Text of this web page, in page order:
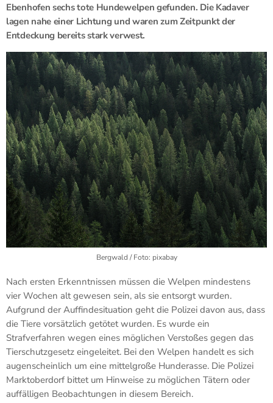
Ebenhofen sechs tote Hundewelpen gefunden. Die Kadaver
lagen nahe einer Lichtung und waren zum Zeitpunkt der
Entdeckung bereits stark verwest.
Bergwald / Foto: pixabay
Nach ersten Erkenntnissen müssen die Welpen mindestens
vier Wochen alt gewesen sein, als sie entsorgt wurden.
Aufgrund der Auffindesituation geht die Polizei davon aus, dass
die Tiere vorsätzlich getötet wurden. Es wurde ein
Strafverfahren wegen eines möglichen Verstoßes gegen das
Tierschutzgesetz eingeleitet. Bei den Welpen handelt es sich
augenscheinlich um eine mittelgroße Hunderasse. Die Polizei
Marktoberdorf bittet um Hinweise zu möglichen Tätern oder
auffälligen Beobachtungen in diesem Bereich.